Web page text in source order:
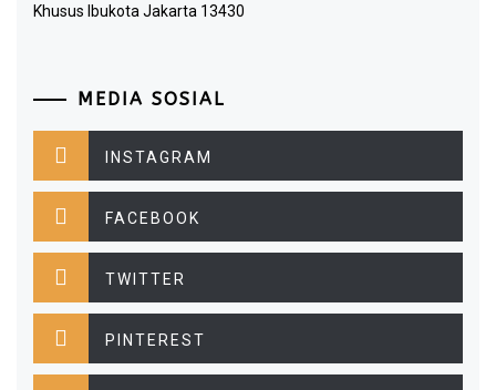
Khusus Ibukota Jakarta 13430
MEDIA SOSIAL
INSTAGRAM
FACEBOOK
TWITTER
PINTEREST